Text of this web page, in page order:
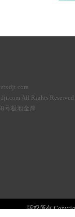
All Rights Reserved
号极地金岸
版权所有